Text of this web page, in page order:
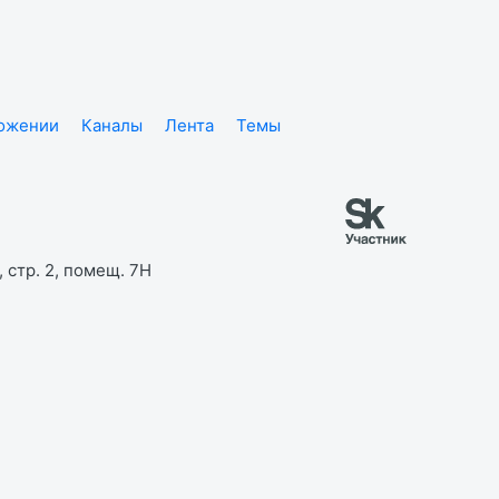
Каналы Лента
Темы
стр. 2, помещ. 7Н